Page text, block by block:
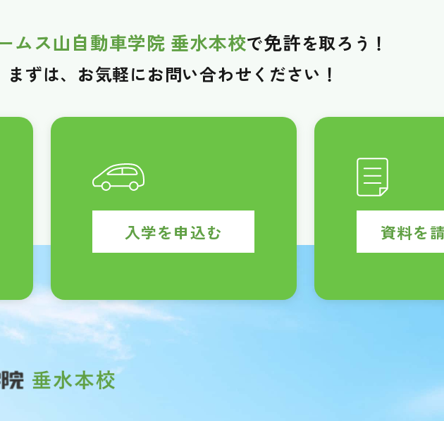
ムス山自動車学院 垂水本校で免許を取ろう！
まずは、お気軽にお問い合わせください！
入学を申込む 資料を